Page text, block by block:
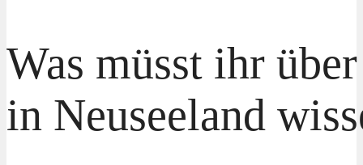
Was müsst ihr
in Neuseeland